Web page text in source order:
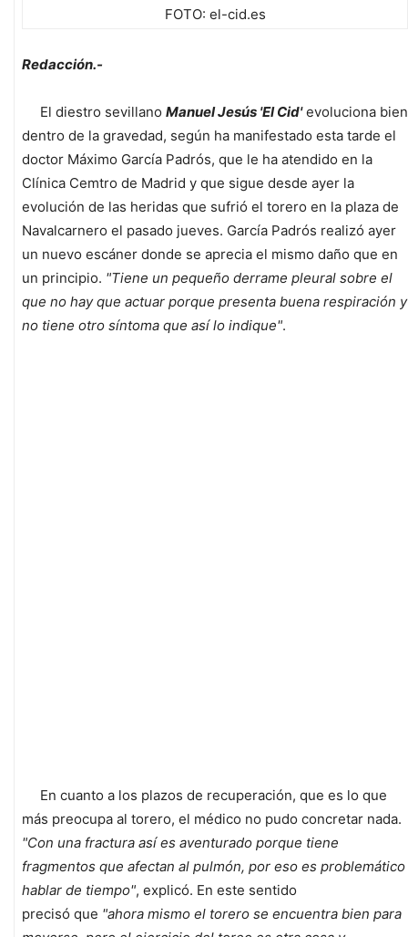
FOTO: el-cid.es
Redacción.-
El diestro sevillano Manuel Jesús 'El Cid'evoluciona bien
dentro de la gravedad, según ha manifestado esta tarde el
doctor Máximo García Padrós, que le ha atendido en la
Clínica Cemtro de Madrid y que sigue desde ayer la
evolución de las heridas que sufrió el torero en la plaza de
Navalcarnero el pasado jueves. García Padrós realizó ayer
un nuevo escáner donde se aprecia el mismo daño que en
un principio. "Tiene un pequeño derrame pleural sobre el
que no hay que actuar porque presenta buena respiración y
no tiene otro síntoma que así lo indique".
En cuanto a los plazos de recuperación, que es lo que
más preocupa al torero, el médico no pudo concretar nada.
"Con una fractura así es aventurado porque tiene
fragmentos que afectan al pulmón, por eso es problemático
hablar de tiempo", explicó. En este sentido
precisó que "ahora mismo el torero se encuentra bien para